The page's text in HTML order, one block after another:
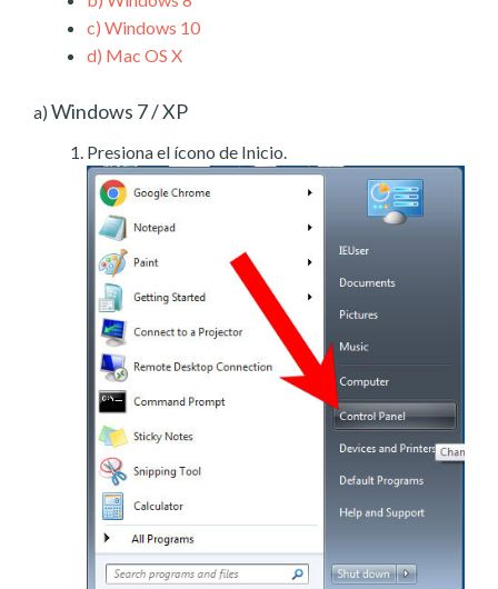
c) Windows 10
d) Mac OS X
a) Windows 7 / XP
Presiona el ícono de Inicio.